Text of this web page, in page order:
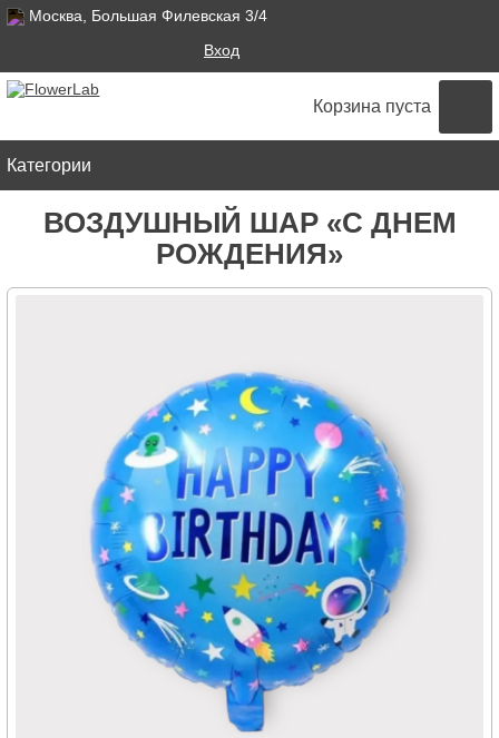
Москва, Большая Филевская 3/4
ФОРМА ПОИСКАВход
Корзина пуста
Категории
ВОЗДУШНЫЙ ШАР «С ДНЕМ
РОЖДЕНИЯ»